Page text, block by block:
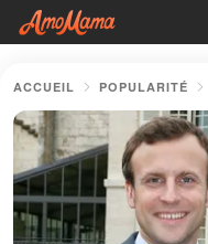
ACCUEIL POPULARITÉ